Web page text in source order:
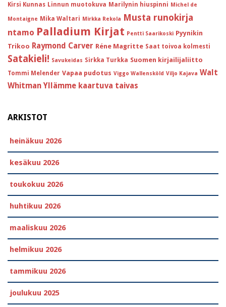
Kirsi Kunnas Linnun muotokuva Marilynin hiuspinni Michel de
Montaigne Mika Waltari Mirkka Rekola Musta runokirja
ntamo Palladium Kirjat Pentti Saarikoski Pyynikin
Trikoo Raymond Carver Réne Magritte Saat toivoa kolmesti
Satakieli! Savukeidas Sirkka Turkka Suomen kirjailijaliitto
Tommi Melender Vapaa pudotus Viggo Wallensköld Viljo Kajava Walt
Whitman Yllämme kaartuva taivas
ARKISTOT
heinäkuu 2026
kesäkuu 2026
toukokuu 2026
huhtikuu 2026
maaliskuu 2026
helmikuu 2026
tammikuu 2026
joulukuu 2025